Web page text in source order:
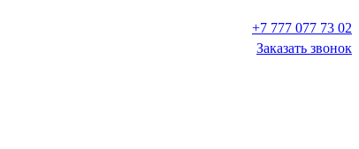
+7 777 077 73 02
Заказать звонок